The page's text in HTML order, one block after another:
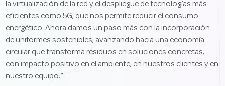
la virtualización de la red y el despliegue de tecnologías más
eficientes como 5G, que nos permite reducir el consumo
energético. Ahora damos un paso más con la incorporación
de uniformes sostenibles, avanzando hacia una economía
circular que transforma residuos en soluciones concretas,
con impacto positivo en el ambiente, en nuestros clientes y en
nuestro equipo.”